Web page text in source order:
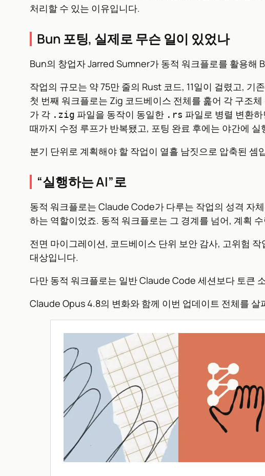
처리할 수 있는 이유입니다.
Bun 포팅, 실제로 무슨 일이 있었나
Bun의 창업자 Jarred Sumner가 동적 워크플로를 활용해
작업의 규모는 약 75만 줄의 Rust 코드, 11일이 걸렸고,
첫 번째 워크플로는 Zig 코드베이스 전체를 훑어 각 구조
가 각 .zig 파일을 동작이 동일한 .rs 파일로 병렬 변환
때까지 수정 루프가 반복됐고, 포팅 완료 후에는 야간에
분기 단위로 계획해야 할 작업이 열흘 남짓으로 압축된 셈
“실행하는 AI”로
동적 워크플로는 Claude Code가 다루는 작업의 성격 자
하는 역할이었죠. 동적 워크플로는 그 경계를 넘어, 계획
전면 마이그레이션, 코드베이스 단위 보안 감사, 고위험
대상입니다.
다만 동적 워크플로는 일반 Claude Code 세션보다 토큰
Claude Opus 4.8의 변화와 함께 이번 업데이트 전체를